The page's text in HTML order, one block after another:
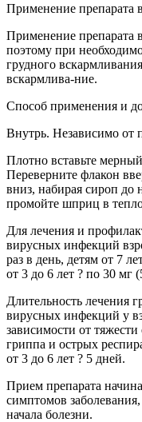
Применение препарата
Применение препарата
поэтому при
грудного
вскармлива-ние.
Способ применения и
Внутрь. Независимо от
Плотно вставьте
Переверните флакон
вниз, набирая сироп до
промойте шприц в
Для лечения и
вирусных инфекций
раз в день, детям от 7
от 3 до 6 лет ? по 30 мг
Длительность лечения
вирусных инфекций у
зависимости от
гриппа и острых
от 3 до 6 лет ? 5 дней.
Прием препарата
симптомов
начала болезни.